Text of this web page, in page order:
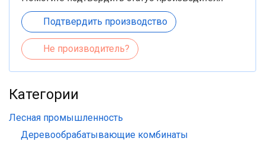
Подтвердить производство
Не производитель?
Категории
Лесная промышленность
Деревообрабатывающие комбинаты